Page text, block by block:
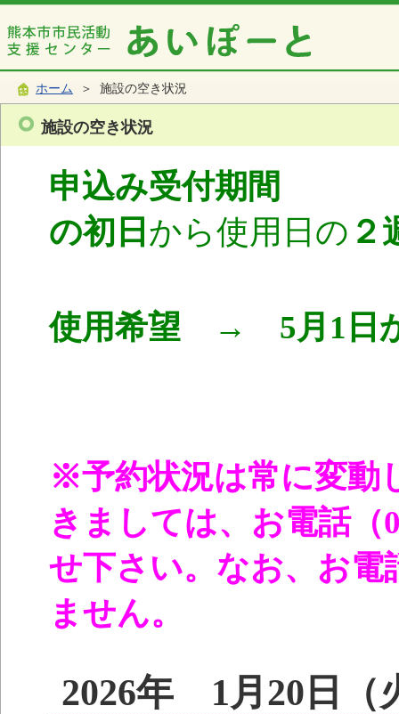
ホーム ＞ 施設の空き状況
施設の空き状況
申込み受付期間
の初日 から使用日の ２
使用希望 → 5月1日か
※予約状況は常に変動
きましては、お電話（
せ下さい。なお、お電
ません。
2026年 1月20日（